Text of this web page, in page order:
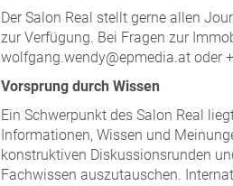
Der Salon Real stellt gerne allen
zur Verfügung. Bei Fragen zur
wolfgang.wendy@epmedia.at oder
Vorsprung durch Wissen
Ein Schwerpunkt des Salon Real
Informationen, Wissen und
konstruktiven Diskussionsrunden
Fachwissen auszutauschen.